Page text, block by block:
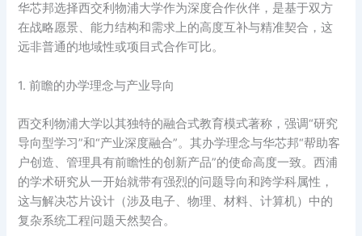
华芯邦选择西交利物浦大学作为深度合作伙伴，是基于双方
在战略愿景、能力结构和需求上的高度互补与精准契合，这
远非普通的地域性或项目式合作可比。
1. 前瞻的办学理念与产业导向
西交利物浦大学以其独特的融合式教育模式著称，强调“研究
导向型学习”和“产业深度融合”。其办学理念与华芯邦“帮助客
户创造、管理具有前瞻性的创新产品”的使命高度一致。西浦
的学术研究从一开始就带有强烈的问题导向和跨学科属性，
这与解决芯片设计（涉及电子、物理、材料、计算机）中的
复杂系统工程问题天然契合。